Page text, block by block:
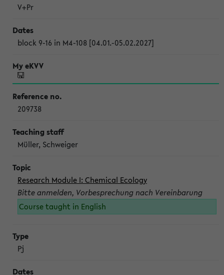
V+Pr
block 9-16 in M4-108 [04.01.-05.02.2027]
209738
Müller, Schweiger
Research Module I: Chemical Ecology
Bitte anmelden, Vorbesprechung nach Vereinbarung
Course taught in English
Pj